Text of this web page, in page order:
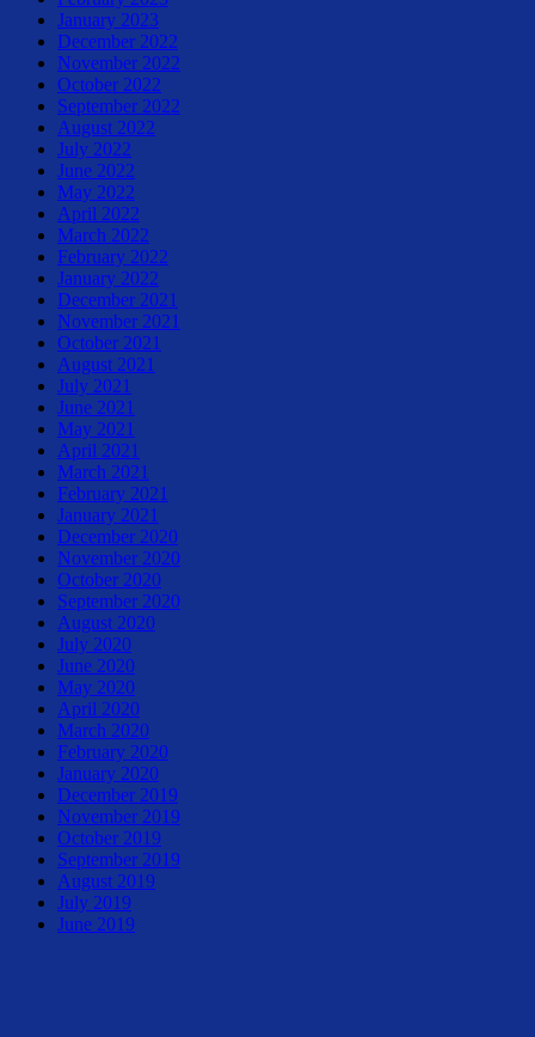
January 2023
December 2022
November 2022
October 2022
September 2022
August 2022
July 2022
June 2022
May 2022
April 2022
March 2022
February 2022
January 2022
December 2021
November 2021
October 2021
August 2021
July 2021
June 2021
May 2021
April 2021
March 2021
February 2021
January 2021
December 2020
November 2020
October 2020
September 2020
August 2020
July 2020
June 2020
May 2020
April 2020
March 2020
February 2020
January 2020
December 2019
November 2019
October 2019
September 2019
August 2019
July 2019
June 2019